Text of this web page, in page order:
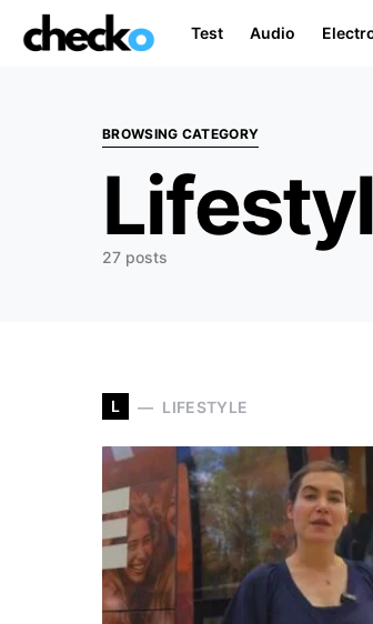
Test Audio
Search for:
BROWSING CATEGORY
27 posts
L LIFESTYLE